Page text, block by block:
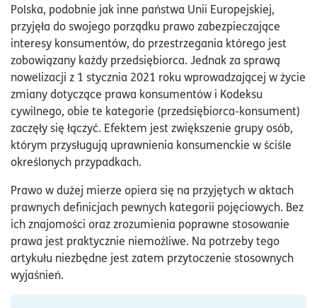
Polska, podobnie jak inne państwa Unii Europejskiej,
przyjęła do swojego porządku prawo zabezpieczające
interesy konsumentów, do przestrzegania którego jest
zobowiązany każdy przedsiębiorca. Jednak za sprawą
nowelizacji z 1 stycznia 2021 roku wprowadzającej w życie
zmiany dotyczące prawa konsumentów i Kodeksu
cywilnego, obie te kategorie (przedsiębiorca-konsument)
zaczęły się łączyć. Efektem jest zwiększenie grupy osób,
którym przysługują uprawnienia konsumenckie w ściśle
określonych przypadkach.
Prawo w dużej mierze opiera się na przyjętych w aktach
prawnych definicjach pewnych kategorii pojęciowych. Bez
ich znajomości oraz zrozumienia poprawne stosowanie
prawa jest praktycznie niemożliwe. Na potrzeby tego
artykułu niezbędne jest zatem przytoczenie stosownych
wyjaśnień.